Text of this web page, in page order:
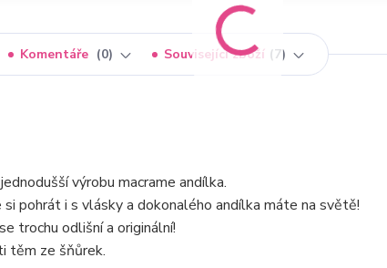
Komentáře 0 Související zboží 7
výrobu macrame andílka.
pohrát i s vlásky a dokonalého andílka máte na světě!
trochu odlišní a originální!
těm ze šňůrek.